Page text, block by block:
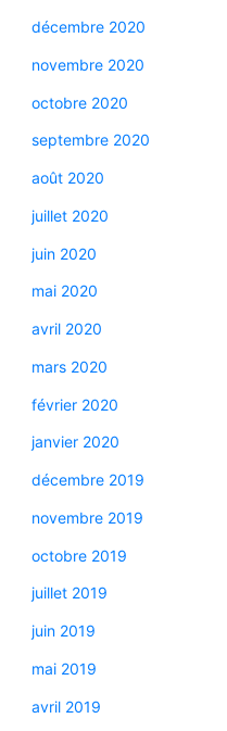
décembre 2020
novembre 2020
octobre 2020
septembre 2020
août 2020
juillet 2020
juin 2020
mai 2020
avril 2020
mars 2020
février 2020
janvier 2020
décembre 2019
novembre 2019
octobre 2019
juillet 2019
juin 2019
mai 2019
avril 2019